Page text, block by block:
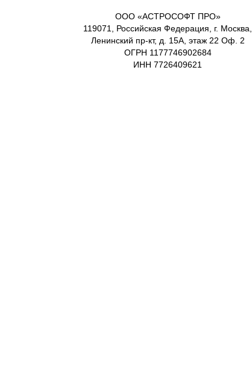
ООО «АСТРОСОФТ ПРО»
119071, Российская Федерация, г. Москва,
Ленинский пр-кт, д. 15А, этаж 22 Оф. 2
ОГРН 1177746902684
ИНН 7726409621